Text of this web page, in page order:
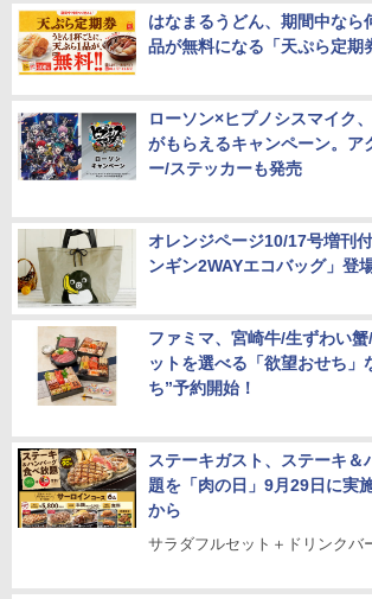
はなまるうどん、期間中なら
品が無料になる「天ぷら定期
ローソン×ヒプノシスマイク
がもらえるキャンペーン。ア
ー/ステッカーも発売
オレンジページ10/17号増刊
ンギン2WAYエコバッグ」登
ファミマ、宮崎牛/生ずわい
ットを選べる「欲望おせち」
ち”予約開始！
ステーキガスト、ステーキ＆
題を「肉の日」9月29日に実
から
サラダフルセット＋ドリンクバ